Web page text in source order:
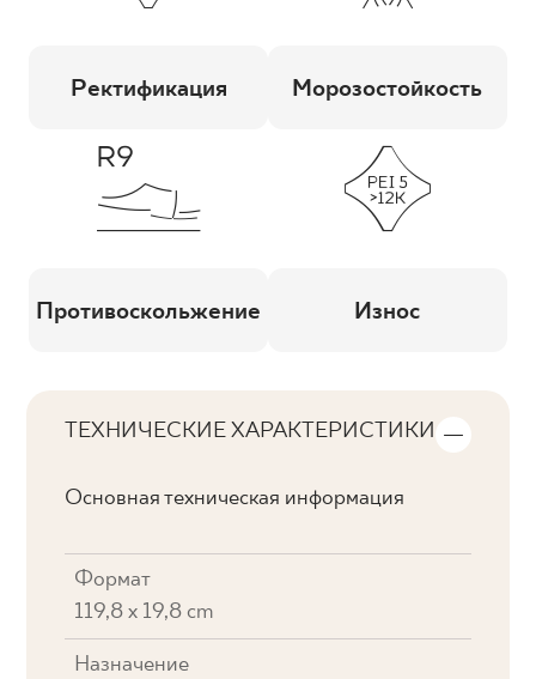
Ректификация Морозостойкость
Противоскольжение Износ
ТЕХНИЧЕСКИЕ ХАРАКТЕРИСТИКИ
Основная техническая информация
Формат
119,8 x 19,8 cm
Назначение